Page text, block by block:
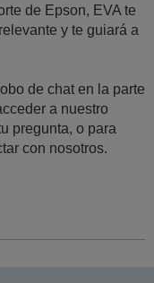
de Epson, EVA te
y te guiará a
de chat en la parte
a nuestro
pregunta, o para
con nosotros.